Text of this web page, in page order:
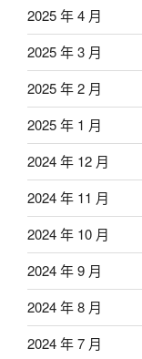
2025 年 4 月
2025 年 3 月
2025 年 2 月
2025 年 1 月
2024 年 12 月
2024 年 11 月
2024 年 10 月
2024 年 9 月
2024 年 8 月
2024 年 7 月